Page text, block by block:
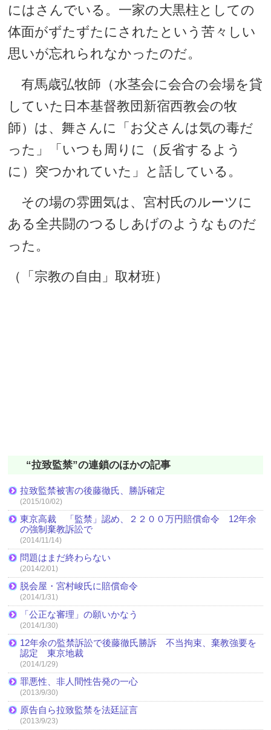
にはさんでいる。一家の大黒柱としての
体面がずたずたにされたという苦々しい
思いが忘れられなかったのだ。
有馬歳弘牧師（水茎会に会合の会場を貸
していた日本基督教団新宿西教会の牧
師）は、舞さんに「お父さんは気の毒だ
った」「いつも周りに（反省するよう
に）突つかれていた」と話している。
その場の雰囲気は、宮村氏のルーツに
ある全共闘のつるしあげのようなものだ
った。
（「宗教の自由」取材班）
“拉致監禁”の連鎖のほかの記事
拉致監禁被害の後藤徹氏、勝訴確定
(2015/10/02)
東京高裁 「監禁」認め、２２００万円賠償命令 12年余
の強制棄教訴訟で
(2014/11/14)
問題はまだ終わらない
(2014/2/01)
脱会屋・宮村峻氏に賠償命令
(2014/1/31)
「公正な審理」の願いかなう
(2014/1/30)
12年余の監禁訴訟で後藤徹氏勝訴 不当拘束、棄教強要を
認定 東京地裁
(2014/1/29)
罪悪性、非人間性告発の一心
(2013/9/30)
原告自ら拉致監禁を法廷証言
(2013/9/23)